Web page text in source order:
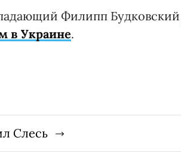
Филипп Будковский
в Украине.
Слесь